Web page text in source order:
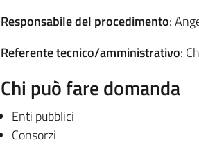
Responsabile del procedimento:
Referente tecnico/amministrativo:
Chi può fare domanda
Enti pubblici
Consorzi